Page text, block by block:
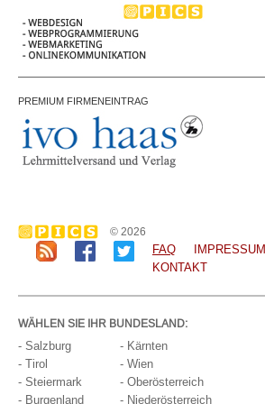
PREMIUM FIRMENEINTRAG
© 2026
FAQ IMPRESSUM
KONTAKT
WÄHLEN SIE IHR BUNDESLAND:
- Salzburg
- Tirol
- Steiermark
- Burgenland
- Kärnten
- Wien
- Oberösterreich
- Niederösterreich